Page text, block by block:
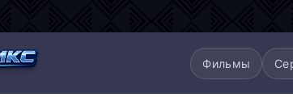
Фильмы